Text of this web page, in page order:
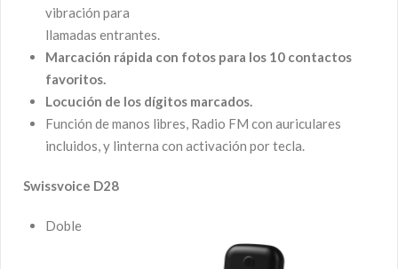
vibración para
llamadas entrantes.
Marcación rápida con fotos para los 10 contactos
favoritos.
Locución de los dígitos marcados.
Función de manos libres, Radio FM con auriculares
incluidos, y linterna con activación por tecla.
Swissvoice D28
Doble